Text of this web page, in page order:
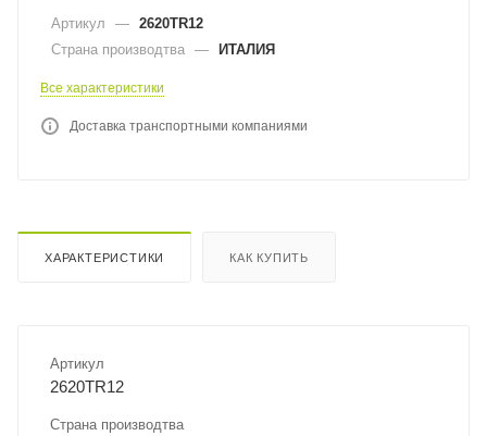
Артикул — 2620TR12
Страна производтва — ИТАЛИЯ
Все характеристики
Доставка транспортными компаниями
ХАРАКТЕРИСТИКИ КАК КУПИТЬ
Артикул
2620TR12
Страна производтва